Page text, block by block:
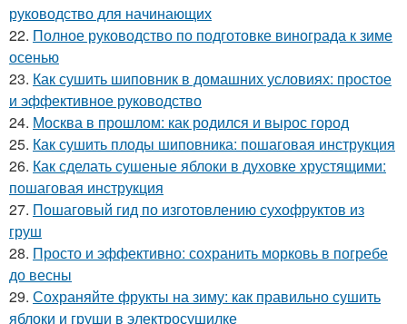
руководство для начинающих
22. Полное руководство по подготовке винограда к зиме
осенью
23. Как сушить шиповник в домашних условиях: простое
и эффективное руководство
24. Москва в прошлом: как родился и вырос город
25. Как сушить плоды шиповника: пошаговая инструкция
26. Как сделать сушеные яблоки в духовке хрустящими:
пошаговая инструкция
27. Пошаговый гид по изготовлению сухофруктов из
груш
28. Просто и эффективно: сохранить морковь в погребе
до весны
29. Сохраняйте фрукты на зиму: как правильно сушить
яблоки и груши в электросушилке